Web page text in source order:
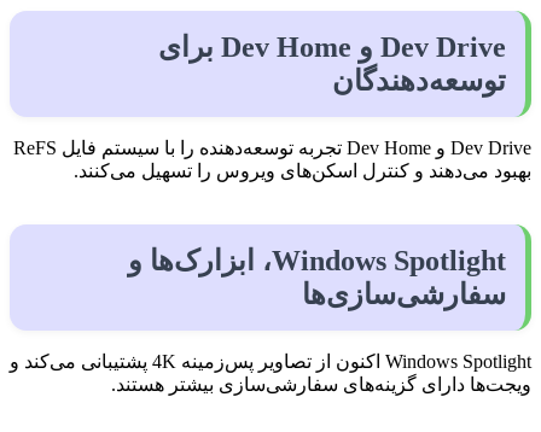
Dev Drive و Dev Home برای
توسعه‌دهندگان
Dev Drive و Dev Home تجربه توسعه‌دهنده را با سیستم فایل ReFS
بهبود می‌دهند و کنترل اسکن‌های ویروس را تسهیل می‌کنند.
Windows Spotlight، ابزارک‌ها و
سفارشی‌سازی‌ها
Windows Spotlight اکنون از تصاویر پس‌زمینه 4K پشتیبانی می‌کند و
ویجت‌ها دارای گزینه‌های سفارشی‌سازی بیشتر هستند.